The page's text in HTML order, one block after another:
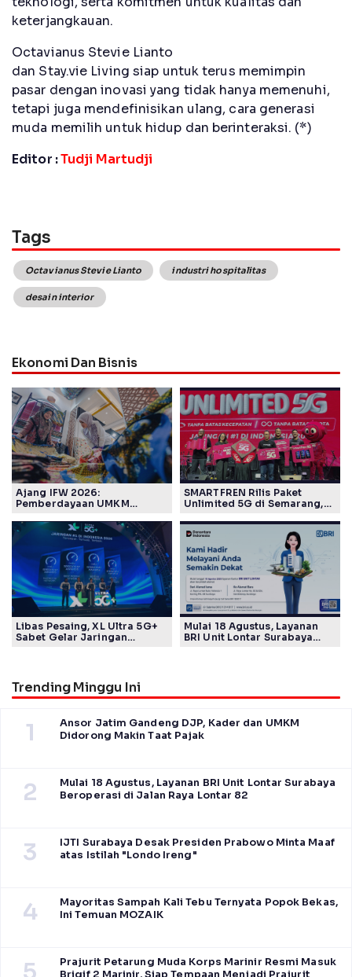
keterjangkauan.
Octavianus Stevie Lianto
dan Stay.vie Living siap untuk terus memimpin
pasar dengan inovasi yang tidak hanya memenuhi,
tetapi juga mendefinisikan ulang, cara generasi
muda memilih untuk hidup dan berinteraksi. (*)
Editor :Tudji Martudji
Tags
Octavianus Stevie Lianto industri hospitalitas
desain interior
Ekonomi Dan Bisnis
Ajang IFW 2026:
Pemberdayaan UMKM
Kelompok Disabilitas dan
Keberlanjutan
SMARTFREN Rilis Paket
Unlimited 5G di Semarang,
Libas Pesaing, XL Ultra 5G+
Sabet Gelar Jaringan
Mulai 18 Agustus, Layanan
BRI Unit Lontar Surabaya
Trending Minggu Ini
1
Ansor Jatim Gandeng DJP, Kader dan UMKM
Didorong Makin Taat Pajak
2
Mulai 18 Agustus, Layanan BRI Unit Lontar Surabaya
Beroperasi di Jalan Raya Lontar 82
3
IJTI Surabaya Desak Presiden Prabowo Minta Maaf
atas Istilah "Londo Ireng"
4
Mayoritas Sampah Kali Tebu Ternyata Popok Bekas,
Ini Temuan MOZAIK
Prajurit Petarung Muda Korps Marinir Resmi Masuk